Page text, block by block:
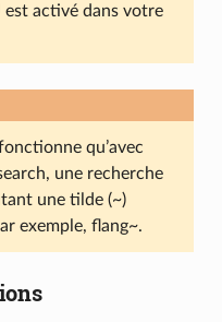
activé dans votre
qu’avec
une recherche
une tilde (~)
exemple, flang~.